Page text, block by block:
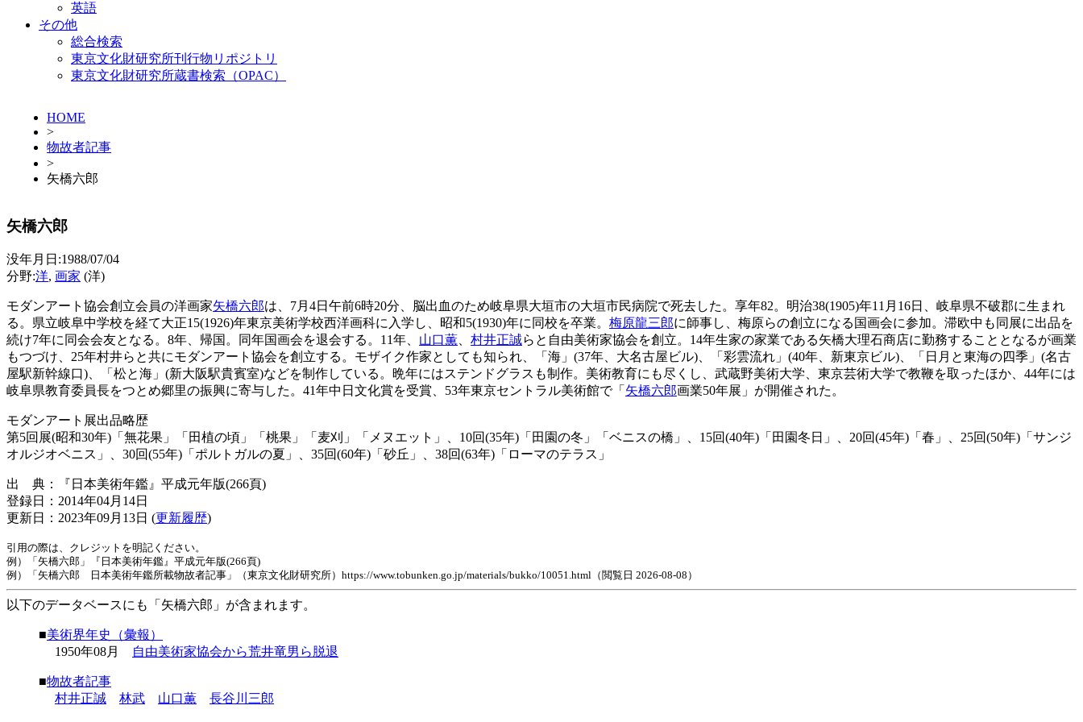
英語
その他
総合検索
東京文化財研究所刊行物リポジトリ
東京文化財研究所蔵書検索（OPAC）
HOME
>
物故者記事
>
矢橋六郎
矢橋六郎
没年月日:1988/07/04
分野:洋, 画家 (洋)
モダンアート協会創立会員の洋画家矢橋六郎は、7月4日午前6時20分、脳出血のため岐阜県大垣市の大垣市民病院で死去した。享年82。明治38(1905)年11月16日、岐阜県不破郡に生まれ
る。県立岐阜中学校を経て大正15(1926)年東京美術学校西洋画科に入学し、昭和5(1930)年に同校を卒業。 梅原龍三郎に師事し、梅原らの創立になる国画会に参加。滞欧中も同展に出品を
続け7年に同会会友となる。8年、帰国。同年国画会を退会する。11年、 山口薫 村井正誠らと自由美術家協会を創立。14年生家の家業である矢橋大理石商店に勤務することとなるが画業
もつづけ、25年村井らと共にモダンアート協会を創立する。モザイク作家としても知られ、「海」(37年、大名古屋ビル)、「彩雲流れ」(40年、新東京ビル)、「日月と東海の四季」(名古
屋駅新幹線口)、「松と海」(新大阪駅貴賓室)などを制作している。晩年にはステンドグラスも制作。美術教育にも尽くし、武蔵野美術大学、東京芸術大学で教鞭を取ったほか、44年には
岐阜県教育委員長をつとめ郷里の振興に寄与した。41年中日文化賞を受賞、53年東京セントラル美術館で「 矢橋六郎画業50年展」が開催された。
モダンアート展出品略歴
第5回展(昭和30年)「無花果」「田植の頃」「桃果」「麦刈」「メヌエット」、10回(35年)「田園の冬」「ベニスの橋」、15回(40年)「田園冬日」、20回(45年)「春」、25回(50年)「サンジ
オルジオベニス」、30回(55年)「ポルトガルの夏」、35回(60年)「砂丘」、38回(63年)「ローマのテラス」
出 典：『日本美術年鑑』平成元年版(266頁)
登録日：2014年04月14日
更新日：2023年09月13日 (更新履歴)
引用の際は、クレジットを明記ください。
例）「矢橋六郎」『日本美術年鑑』平成元年版(266頁)
例）「矢橋六郎 日本美術年鑑所載物故者記事」（東京文化財研究所）https://www.tobunken.go.jp/materials/bukko/10051.html（閲覧日 2026-08-08）
以下のデータベースにも「矢橋六郎」が含まれます。
■美術界年史（彙報）
1950年08月
自由美術家協会から荒井竜男ら脱退
■物故者記事
村井正誠
林武 山口薫 長谷川三郎